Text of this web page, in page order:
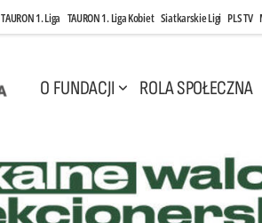
TAURON 1. Liga TAURON 1. Liga Kobiet Siatkarskie Ligi PLS TV
O FUNDACJI ROLA SPOŁECZNA